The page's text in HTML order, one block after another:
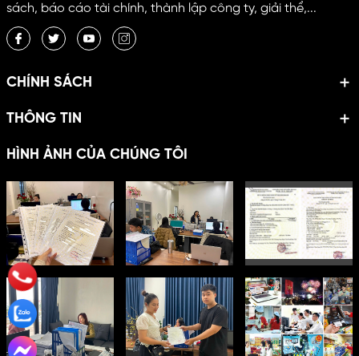
sách, báo cáo tài chính, thành lập công ty, giải thể,...
CHÍNH SÁCH
THÔNG TIN
HÌNH ẢNH CỦA CHÚNG TÔI